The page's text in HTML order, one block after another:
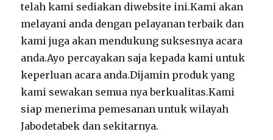
telah kami sediakan diwebsite ini.Kami akan
melayani anda dengan pelayanan terbaik dan
kami juga akan mendukung suksesnya acara
anda.Ayo percayakan saja kepada kami untuk
keperluan acara anda.Dijamin produk yang
kami sewakan semua nya berkualitas.Kami
siap menerima pemesanan untuk wilayah
Jabodetabek dan sekitarnya.